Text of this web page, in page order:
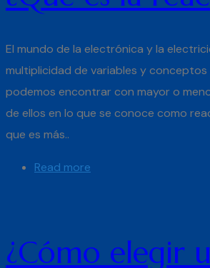
El mundo de la electrónica y la
multiplicidad de variables y conceptos
podemos encontrar con mayor o
de ellos en lo que se conoce como
que es más..
Read more
¿Cómo elegir